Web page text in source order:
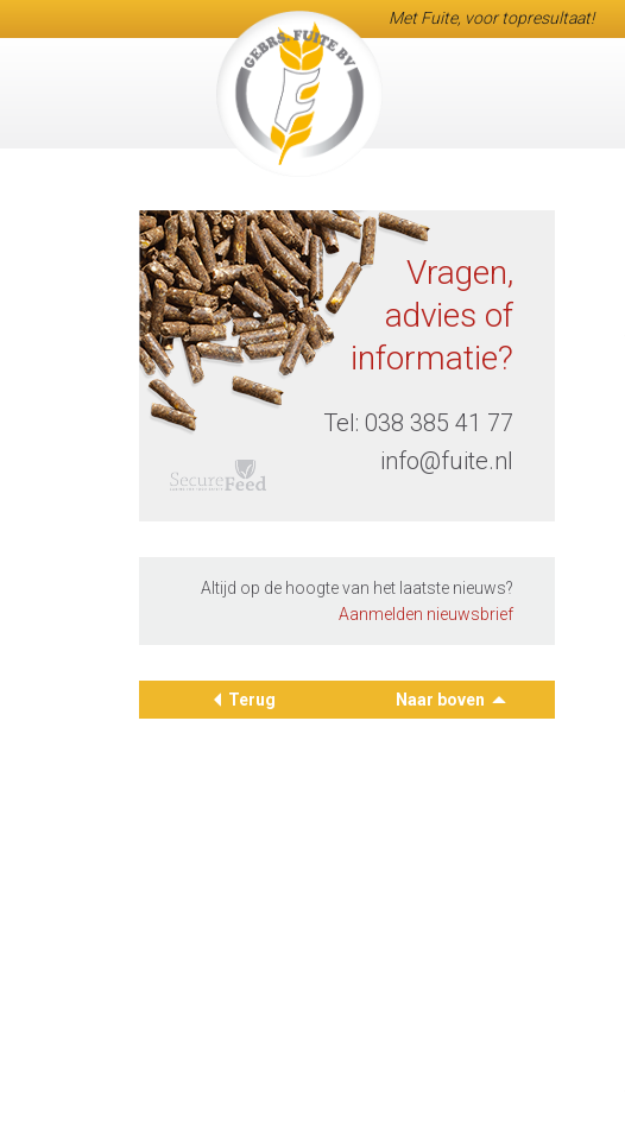
Met Fuite, voor topresultaat!
Vragen,
advies of
informatie?
Tel: 038 385 41 77
info@fuite.nl
Altijd op de hoogte van het laatste nieuws?
Aanmelden nieuwsbrief
Terug Naar boven